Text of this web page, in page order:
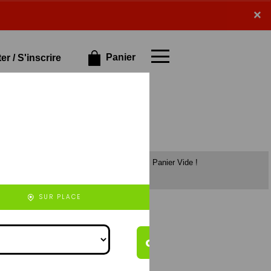
×
/ S'inscrire Panier
×
Panier Vide !